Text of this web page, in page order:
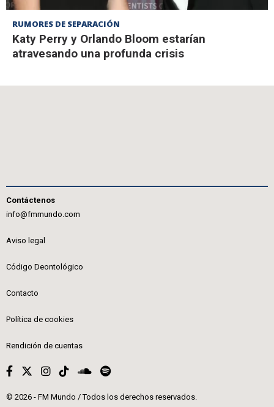
RUMORES DE SEPARACIÓN
Katy Perry y Orlando Bloom estarían
atravesando una profunda crisis
Contáctenos
info@fmmundo.com
Aviso legal
Código Deontológico
Contacto
Política de cookies
Rendición de cuentas
© 2026 - FM Mundo / Todos los derechos reservados.